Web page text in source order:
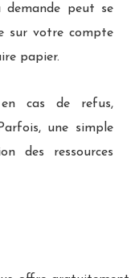
demande peut se
sur votre compte
papier.
cas de refus,
une simple
des ressources